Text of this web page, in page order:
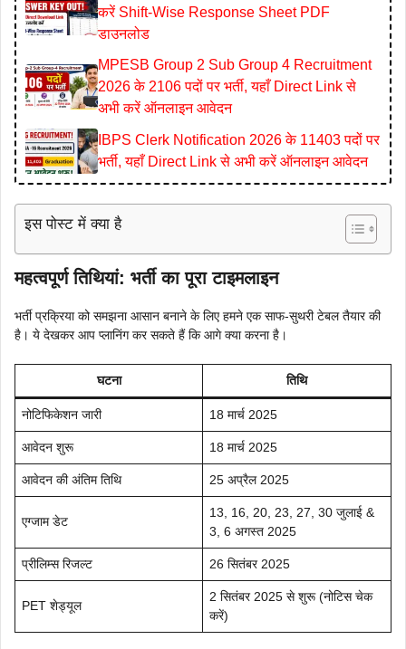
करें Shift-Wise Response Sheet PDF
डाउनलोड
MPESB Group 2 Sub Group 4 Recruitment
2026 के 2106 पदों पर भर्ती, यहाँ Direct Link से
अभी करें ऑनलाइन आवेदन
IBPS Clerk Notification 2026 के 11403 पदों पर
भर्ती, यहाँ Direct Link से अभी करें ऑनलाइन आवेदन
इस पोस्ट में क्या है
महत्वपूर्ण तिथियां: भर्ती का पूरा टाइमलाइन
भर्ती प्रक्रिया को समझना आसान बनाने के लिए हमने एक साफ-सुथरी टेबल तैयार की
है। ये देखकर आप प्लानिंग कर सकते हैं कि आगे क्या करना है।
घटना तिथि
नोटिफिकेशन जारी 18 मार्च 2025
आवेदन शुरू 18 मार्च 2025
आवेदन की अंतिम तिथि 25 अप्रैल 2025
एग्जाम डेट
13, 16, 20, 23, 27, 30 जुलाई &
3, 6 अगस्त 2025
प्रीलिम्स रिजल्ट 26 सितंबर 2025
PET शेड्यूल
2 सितंबर 2025 से शुरू (नोटिस चेक
करें)